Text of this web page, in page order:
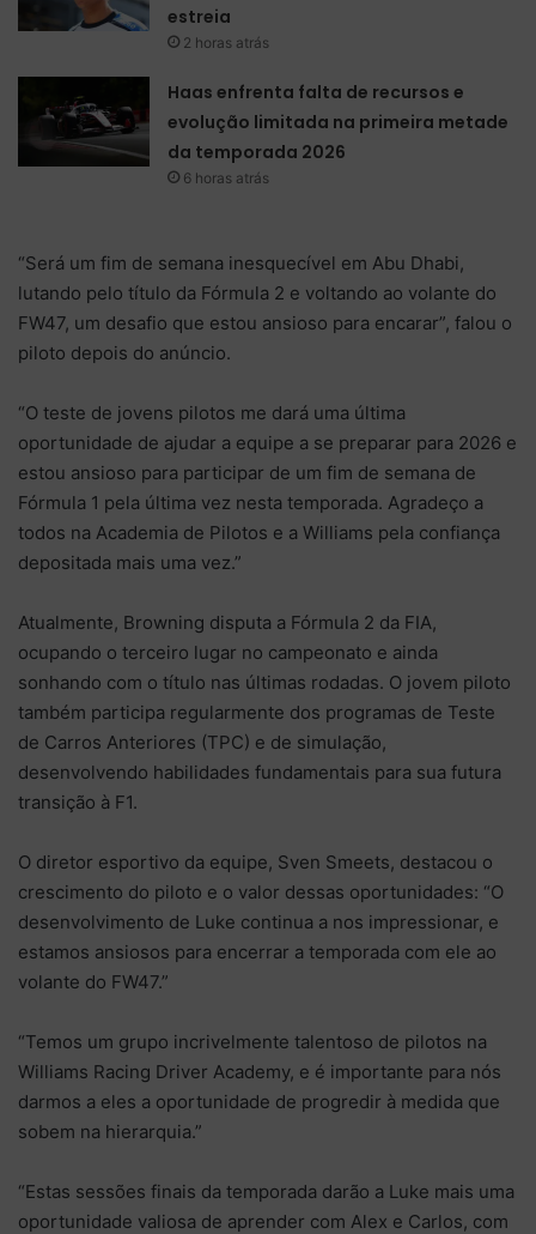
estreia
2 horas atrás
Haas enfrenta falta de recursos e
evolução limitada na primeira metade
da temporada 2026
6 horas atrás
“Será um fim de semana inesquecível em Abu Dhabi,
lutando pelo título da Fórmula 2 e voltando ao volante do
FW47, um desafio que estou ansioso para encarar”, falou o
piloto depois do anúncio.
“O teste de jovens pilotos me dará uma última
oportunidade de ajudar a equipe a se preparar para 2026 e
estou ansioso para participar de um fim de semana de
Fórmula 1 pela última vez nesta temporada. Agradeço a
todos na Academia de Pilotos e a Williams pela confiança
depositada mais uma vez.”
Atualmente, Browning disputa a Fórmula 2 da FIA,
ocupando o terceiro lugar no campeonato e ainda
sonhando com o título nas últimas rodadas. O jovem piloto
também participa regularmente dos programas de Teste
de Carros Anteriores (TPC) e de simulação,
desenvolvendo habilidades fundamentais para sua futura
transição à F1.
O diretor esportivo da equipe, Sven Smeets, destacou o
crescimento do piloto e o valor dessas oportunidades: “O
desenvolvimento de Luke continua a nos impressionar, e
estamos ansiosos para encerrar a temporada com ele ao
volante do FW47.”
“Temos um grupo incrivelmente talentoso de pilotos na
Williams Racing Driver Academy, e é importante para nós
darmos a eles a oportunidade de progredir à medida que
sobem na hierarquia.”
“Estas sessões finais da temporada darão a Luke mais uma
oportunidade valiosa de aprender com Alex e Carlos, com